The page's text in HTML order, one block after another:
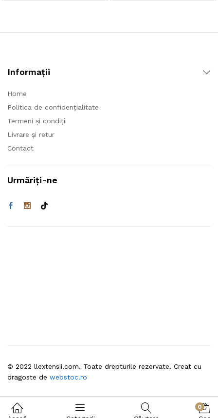
Informații
Home
Politica de confidențialitate
Termeni și condiții
Livrare și retur
Contact
Urmăriți-ne
© 2022 llextensii.com. Toate drepturile rezervate. Creat cu
dragoste de webstoc.ro
0